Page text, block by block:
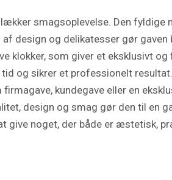
smagsoplevelse. Den
design og delikatesser gør gaven
klokker, som giver et eksklusivt
og sikrer et professionelt resultat.
kundegave eller en
design og smag gør den til en
give noget, der både er æstetisk,